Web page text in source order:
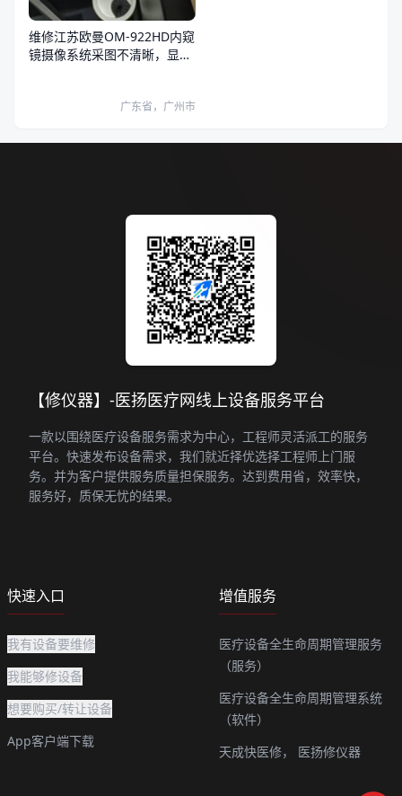
维修江苏欧曼OM-922HD内窥
镜摄像系统采图不清晰，显示
广东省，广州市
【修仪器】-医扬医疗网线上设备服务平台
一款以围绕医疗设备服务需求为中心，工程师灵活派工的服务
平台。快速发布设备需求，我们就近择优选择工程师上门服
务。并为客户提供服务质量担保服务。达到费用省，效率快，
服务好，质保无忧的结果。
快速入口
我有设备要维修
我能够修设备
想要购买/转让设备
App客户端下载
增值服务
医疗设备全生命周期管理服务
（服务）
医疗设备全生命周期管理系统
（软件）
天成快医修，
医扬修仪器